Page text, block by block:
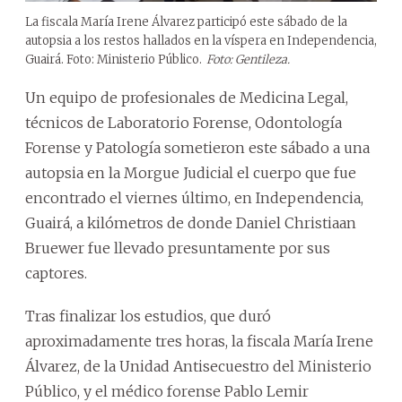
La fiscala María Irene Álvarez participó este sábado de la
autopsia a los restos hallados en la víspera en Independencia,
Guairá. Foto: Ministerio Público. Foto: Gentileza.
Un equipo de profesionales de Medicina Legal,
técnicos de Laboratorio Forense, Odontología
Forense y Patología sometieron este sábado a una
autopsia en la Morgue Judicial el cuerpo que fue
encontrado el viernes último, en Independencia,
Guairá, a kilómetros de donde Daniel Christiaan
Bruewer fue llevado presuntamente por sus
captores.
Tras finalizar los estudios, que duró
aproximadamente tres horas, la fiscala María Irene
Álvarez, de la Unidad Antisecuestro del Ministerio
Público, y el médico forense Pablo Lemir